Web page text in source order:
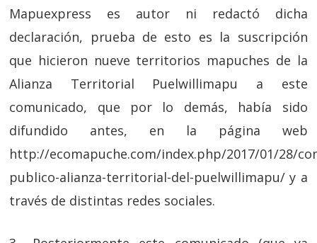
Mapuexpress es autor ni redactó dicha
declaración, prueba de esto es la suscripción
que hicieron nueve territorios mapuches de la
Alianza Territorial Puelwillimapu a este
comunicado, que por lo demás, había sido
difundido antes, en la página web
http://ecomapuche.com/index.php/2017/01/28/
publico-alianza-territorial-del-puelwillimapu/ y a
través de distintas redes sociales.